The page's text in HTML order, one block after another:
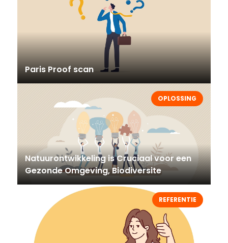
Paris Proof scan
OPLOSSING
Natuurontwikkeling is Cruciaal voor een
Gezonde Omgeving, Biodiversite
REFERENTIE